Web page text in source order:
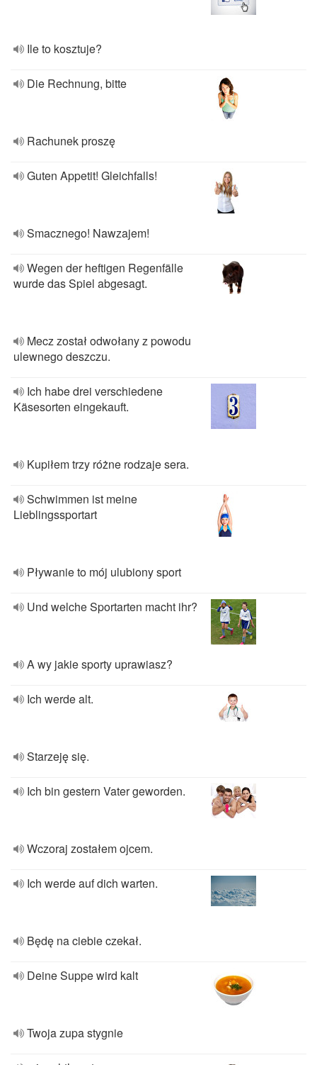
Ile to kosztuje?
Die Rechnung, bitte
Rachunek proszę
Guten Appetit! Gleichfalls!
Smacznego! Nawzajem!
Wegen der heftigen Regenfälle
wurde das Spiel abgesagt.
Mecz został odwołany z powodu
ulewnego deszczu.
Ich habe drei verschiedene
Käsesorten eingekauft.
Kupiłem trzy różne rodzaje sera.
Schwimmen ist meine
Lieblingssportart
Pływanie to mój ulubiony sport
Und welche Sportarten macht ihr?
A wy jakie sporty uprawiasz?
Ich werde alt.
Starzeję się.
Ich bin gestern Vater geworden.
Wczoraj zostałem ojcem.
Ich werde auf dich warten.
Będę na ciebie czekał.
Deine Suppe wird kalt
Twoja zupa stygnie